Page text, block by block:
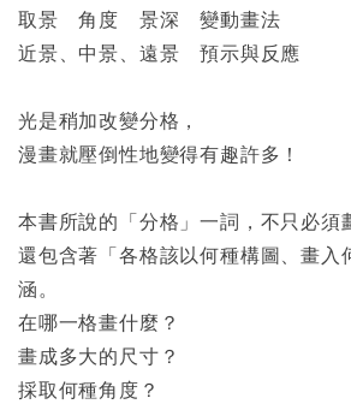
取景 角度 景深 變動畫法
近景、中景、遠景 預示與反應
光是稍加改變分格，
漫畫就壓倒性地變得有趣許多！
本書所說的「分格」一詞，不只必須
還包含著「各格該以何種構圖、畫入
涵。
在哪一格畫什麼？
畫成多大的尺寸？
採取何種角度？